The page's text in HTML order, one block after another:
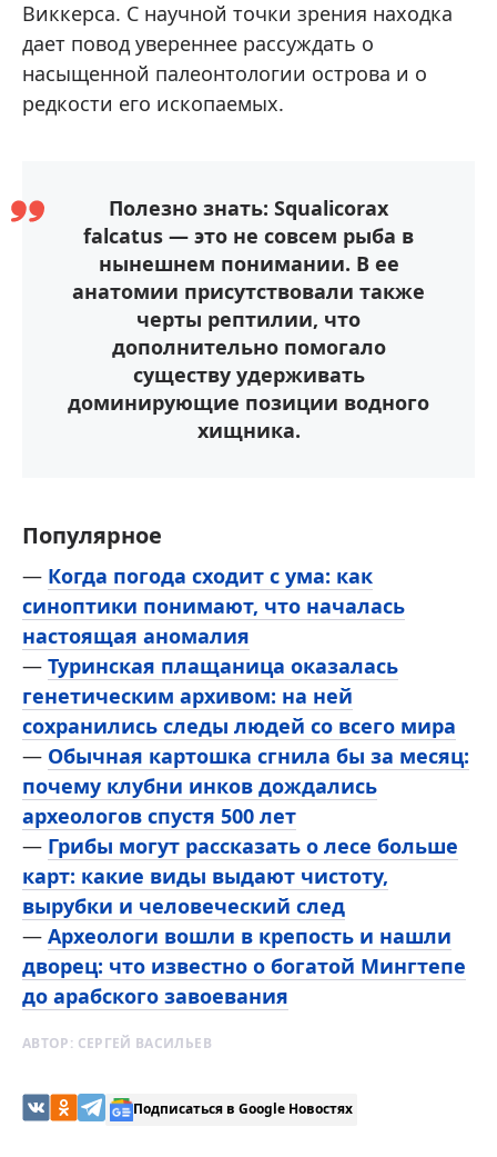
Виккерса. С научной точки зрения находка
дает повод увереннее рассуждать о
насыщенной палеонтологии острова и о
редкости его ископаемых.
Полезно знать: Squalicorax
falcatus — это не совсем рыба в
нынешнем понимании. В ее
анатомии присутствовали также
черты рептилии, что
дополнительно помогало
существу удерживать
доминирующие позиции водного
хищника.
Популярное
— Когда погода сходит с ума: как
синоптики понимают, что началась
настоящая аномалия
— Туринская плащаница оказалась
генетическим архивом: на ней
сохранились следы людей со всего мира
— Обычная картошка сгнила бы за месяц:
почему клубни инков дождались
археологов спустя 500 лет
— Грибы могут рассказать о лесе больше
карт: какие виды выдают чистоту,
вырубки и человеческий след
— Археологи вошли в крепость и нашли
дворец: что известно о богатой Мингтепе
до арабского завоевания
АВТОР: СЕРГЕЙ ВАСИЛЬЕВ
Подписаться в Google Новостях